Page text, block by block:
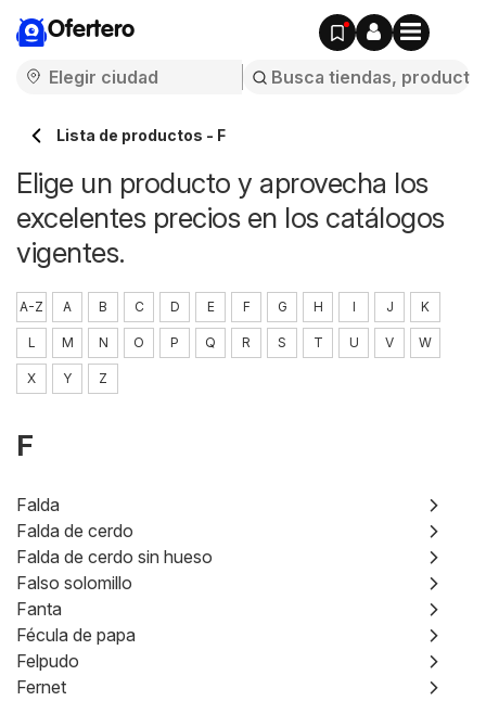
Ofertero
Lista de productos - F
Elige un producto y aprovecha los
excelentes precios en los catálogos
vigentes.
A-Z A B C D E F G H I J K
L M N O P Q R S T U V W
X Y Z
F
Falda
Falda de cerdo
Falda de cerdo sin hueso
Falso solomillo
Fanta
Fécula de papa
Felpudo
Fernet